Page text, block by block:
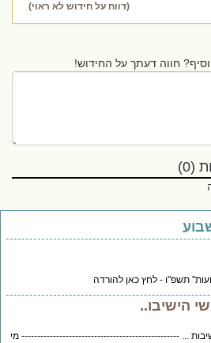
(דווח על חידוש לא ראוי)
חווה דעתך על החידוש!
תשפ"ו - לחץ כאן להורדה
הישיבו..
... -------------------------------------------------- מי